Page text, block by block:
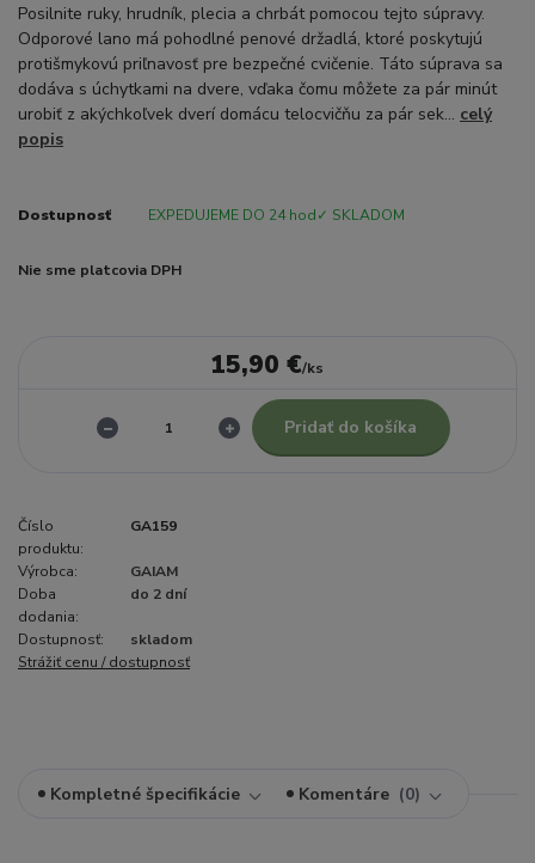
Posilnite ruky, hrudník, plecia a chrbát pomocou tejto súpravy.
Odporové lano má pohodlné penové držadlá, ktoré poskytujú
protišmykovú priľnavosť pre bezpečné cvičenie. Táto súprava sa
dodáva s úchytkami na dvere, vďaka čomu môžete za pár minút
urobiť z akýchkoľvek dverí domácu telocvičňu za pár sek... celý
popis
Dostupnosť EXPEDUJEME DO 24 hod✓ SKLADOM
Nie sme platcovia DPH
15,90 €/ks
Pridať do košíka
Číslo
produktu:
GA159
Výrobca:
GAIAM
Doba
dodania:
do 2 dní
Dostupnosť:
skladom
Strážiť cenu / dostupnosť
Kompletné špecifikácie Komentáre 0